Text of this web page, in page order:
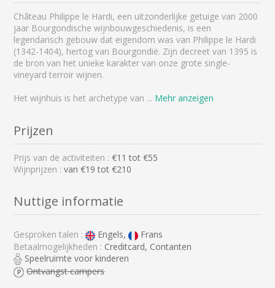
Château Philippe le Hardi, een uitzonderlijke getuige van 2000
jaar Bourgondische wijnbouwgeschiedenis, is een
legendarisch gebouw dat eigendom was van Philippe le Hardi
(1342-1404), hertog van Bourgondië. Zijn decreet van 1395 is
de bron van het unieke karakter van onze grote single-
vineyard terroir wijnen.
Het wijnhuis is het archetype van ... Mehr anzeigen
Prijzen
Prijs van de activiteiten :€11 tot €55
Wijnprijzen :van €19 tot €210
Nuttige informatie
Gesproken talen : Engels,
Frans
Betaalmogelijkheden : Creditcard, Contanten
Speelruimte voor kinderen
Ontvangst campers